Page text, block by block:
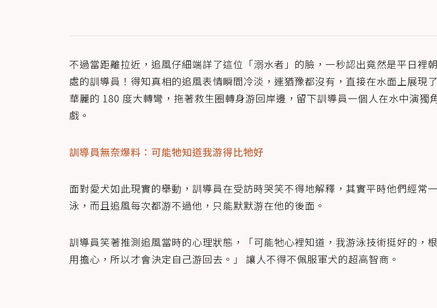
不過當距離拉近，追風仔細端詳了這位「溺水者」的臉，一秒認出竟然是平日裡
處的訓導員！得知真相的追風表情瞬間冷淡，連猶豫都沒有，直接在水面上展現
華麗的 180 度大轉彎，拖著救生圈轉身游回岸邊，留下訓導員一個人在水中演獨
戲。
訓導員無奈爆料：可能牠知道我游得比牠好
面對愛犬如此現實的舉動，訓導員在受訪時哭笑不得地解釋，其實平時他們經常
泳，而且追風每次都游不過他，只能默默游在他的後面。
訓導員笑著推測追風當時的心理狀態，「可能牠心裡知道，我游泳技術挺好的，
用擔心，所以才會決定自己游回去。」 讓人不得不佩服軍犬的超高智商。